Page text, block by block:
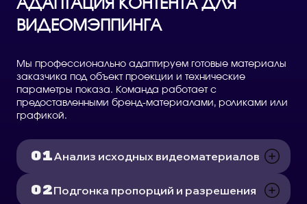
АДАПТАЦИЯ КОНТЕНТА ДЛЯ
ВИДЕОМЭППИНГА
Мы профессионально адаптируем готовые материалы
заказчика под объект проекции и технические
параметры показа. Команда работает с
предоставленными бренд-материалами, роликами или
графикой.
Анализ исходных видеоматериалов
Подгонка пропорций и разрешения